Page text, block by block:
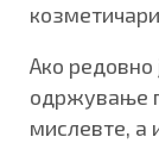
Ако редовно
одржување
мислевте, а